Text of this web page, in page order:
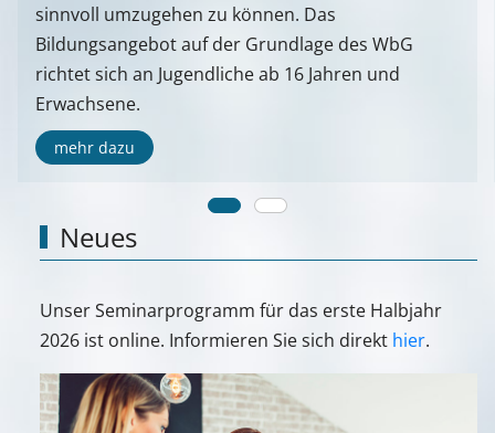
sinnvoll umzugehen zu können. Das
Bildungsangebot auf der Grundlage des WbG
richtet sich an Jugendliche ab 16 Jahren und
Erwachsene.
mehr dazu
Neues
Unser Seminarprogramm für das erste Halbjahr
2026 ist online. Informieren Sie sich direkt hier.